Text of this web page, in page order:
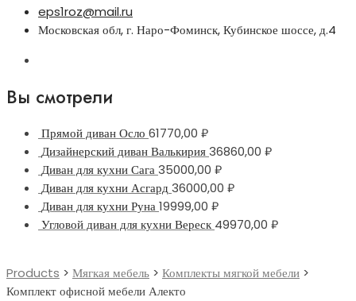
eps1roz@mail.ru
Московская обл, г. Наро-Фоминск, Кубинское шоссе, д.4
Вы смотрели
Прямой диван Осло 61770,00 ₽
Дизайнерский диван Валькирия36860,00 ₽
Диван для кухни Сага35000,00 ₽
Диван для кухни Асгард36000,00 ₽
Диван для кухни Руна19999,00 ₽
Угловой диван для кухни Вереск 49970,00 ₽
Products > Мягкая мебель > Комплекты мягкой мебели >
Комплект офисной мебели Алекто